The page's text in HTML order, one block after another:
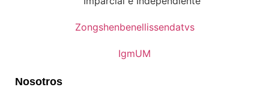
Zongshenbenellissendatvs
IgmUM
Nosotros